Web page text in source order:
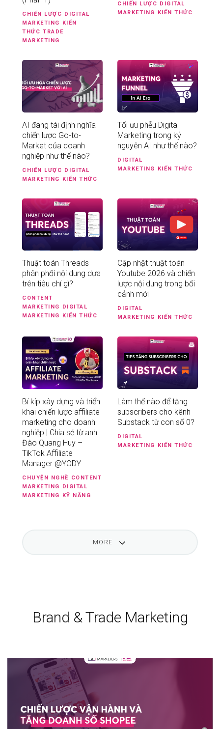
CHIẾN LƯỢC
DIGITAL
MARKETING
KIẾN
THỨC TRADE
MARKETING
CHIẾN LƯỢC
DIGITAL
MARKETING
KIẾN THỨC
AI đang tái định nghĩa
chiến lược Go-to-
Market của doanh
nghiệp như thế nào?
CHIẾN LƯỢC DIGITAL
MARKETING
KIẾN THỨC
Tối ưu phễu Digital
Marketing trong kỷ
nguyên AI như thế nào?
DIGITAL
MARKETING
KIẾN THỨC
Thuật toán Threads
phân phối nội dung dựa
trên tiêu chí gì?
CONTENT
MARKETING
DIGITAL
MARKETING
KIẾN THỨC
Cập nhật thuật toán
Youtube 2026 và chiến
lược nội dung trong bối
cảnh mới
DIGITAL
MARKETING
KIẾN THỨC
Bí kíp xây dựng và triển
khai chiến lược affiliate
marketing cho doanh
nghiệp | Chia sẻ từ anh
Đào Quang Huy –
TikTok Affiliate
Manager @YODY
CHUYỆN NGHỀ
CONTENT
MARKETING
DIGITAL
MARKETING
KỸ NĂNG
Làm thế nào để tăng
subscribers cho kênh
Substack từ con số 0?
DIGITAL
MARKETING
KIẾN THỨC
MORE
Brand & Trade Marketing